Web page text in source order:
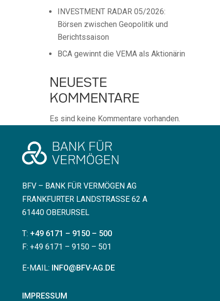
INVESTMENT RADAR 05/2026:
Börsen zwischen Geopolitik und
Berichtssaison
BCA gewinnt die VEMA als Aktionärin
NEUESTE
KOMMENTARE
Es sind keine Kommentare vorhanden.
BFV – BANK FÜR VERMÖGEN AG
FRANKFURTER LANDSTRASSE 62 A
61440 OBERURSEL
T: +49 6171 – 9150 – 500
F: +49 6171 – 9150 – 501
E-MAIL: INFO@BFV-AG.DE
IMPRESSUM